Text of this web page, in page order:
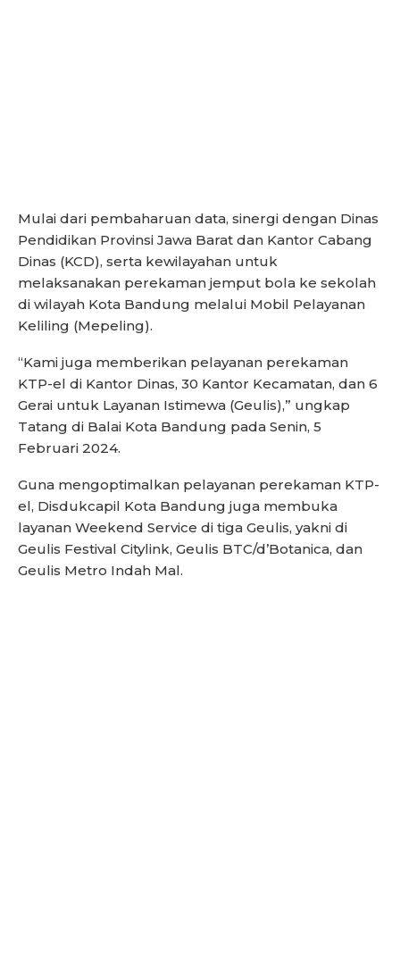
Mulai dari pembaharuan data, sinergi dengan Dinas
Pendidikan Provinsi Jawa Barat dan Kantor Cabang
Dinas (KCD), serta kewilayahan untuk
melaksanakan perekaman jemput bola ke sekolah
di wilayah Kota Bandung melalui Mobil Pelayanan
Keliling (Mepeling).
“Kami juga memberikan pelayanan perekaman
KTP-el di Kantor Dinas, 30 Kantor Kecamatan, dan 6
Gerai untuk Layanan Istimewa (Geulis),” ungkap
Tatang di Balai Kota Bandung pada Senin, 5
Februari 2024.
Guna mengoptimalkan pelayanan perekaman KTP-
el, Disdukcapil Kota Bandung juga membuka
layanan Weekend Service di tiga Geulis, yakni di
Geulis Festival Citylink, Geulis BTC/d’Botanica, dan
Geulis Metro Indah Mal.